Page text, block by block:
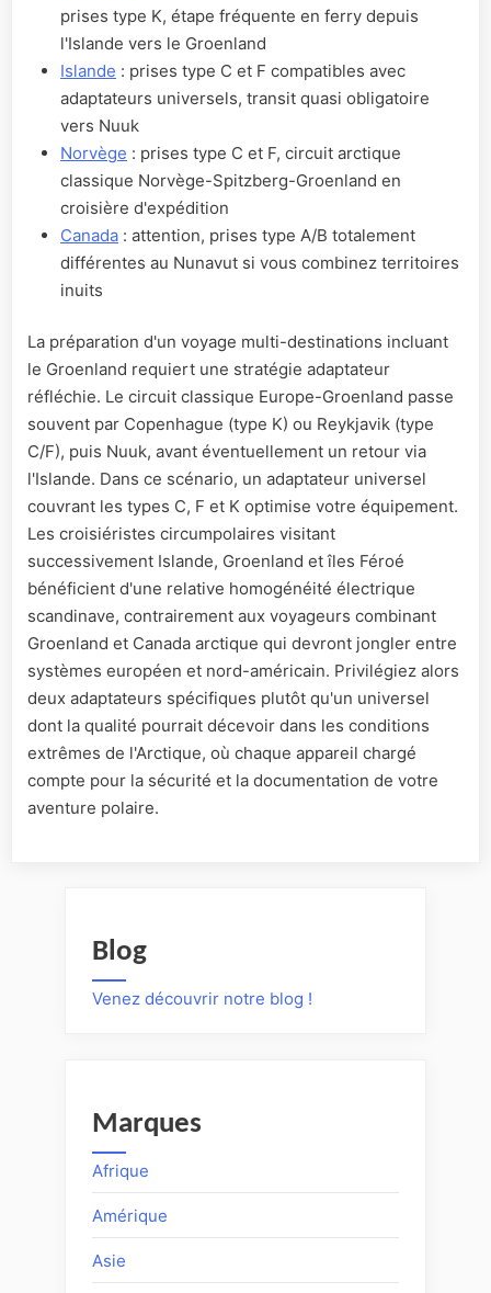
prises type K, étape fréquente en ferry depuis
l'Islande vers le Groenland
Islande : prises type C et F compatibles avec
adaptateurs universels, transit quasi obligatoire
vers Nuuk
Norvège : prises type C et F, circuit arctique
classique Norvège-Spitzberg-Groenland en
croisière d'expédition
Canada : attention, prises type A/B totalement
différentes au Nunavut si vous combinez territoires
inuits
La préparation d'un voyage multi-destinations incluant
le Groenland requiert une stratégie adaptateur
réfléchie. Le circuit classique Europe-Groenland passe
souvent par Copenhague (type K) ou Reykjavik (type
C/F), puis Nuuk, avant éventuellement un retour via
l'Islande. Dans ce scénario, un adaptateur universel
couvrant les types C, F et K optimise votre équipement.
Les croisiéristes circumpolaires visitant
successivement Islande, Groenland et îles Féroé
bénéficient d'une relative homogénéité électrique
scandinave, contrairement aux voyageurs combinant
Groenland et Canada arctique qui devront jongler entre
systèmes européen et nord-américain. Privilégiez alors
deux adaptateurs spécifiques plutôt qu'un universel
dont la qualité pourrait décevoir dans les conditions
extrêmes de l'Arctique, où chaque appareil chargé
compte pour la sécurité et la documentation de votre
aventure polaire.
Blog
Venez découvrir notre blog !
Marques
Afrique
Amérique
Asie